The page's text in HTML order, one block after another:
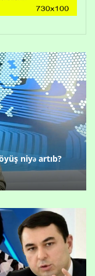
niyə artıb?